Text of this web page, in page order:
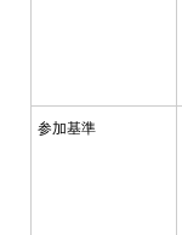
参加基準